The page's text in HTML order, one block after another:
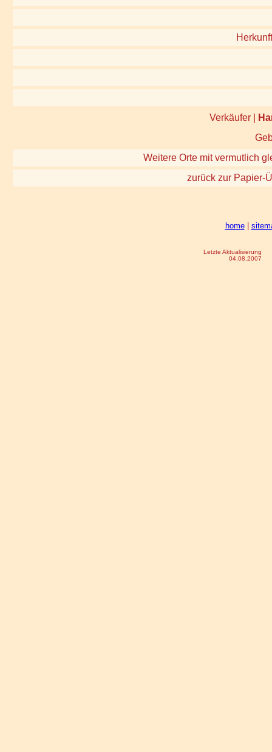
Verkäufer |
Weitere Orte mit vermutlich
zurück zur Papier-
home|
Letzte Aktualisierung
04.08.2007